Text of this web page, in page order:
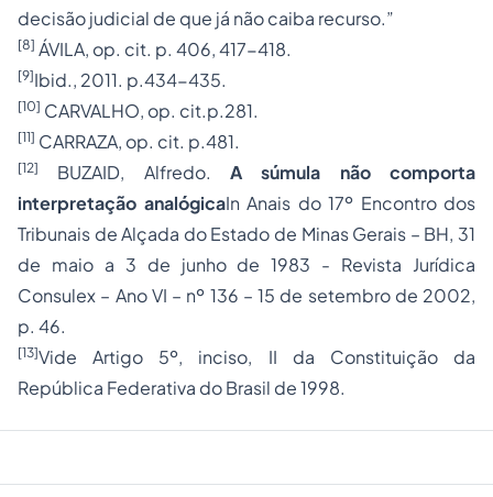
decisão judicial de que já não caiba recurso.”
[8] ÁVILA, op. cit. p. 406, 417-418.
[9]Ibid., 2011. p.434-435.
[10] CARVALHO, op. cit.p.281.
[11] CARRAZA, op. cit. p.481.
[12] BUZAID, Alfredo. A súmula não comporta
interpretação analógicaIn Anais do 17º Encontro dos
Tribunais de Alçada do Estado de Minas Gerais – BH, 31
de maio a 3 de junho de 1983 - Revista Jurídica
Consulex – Ano VI – nº 136 – 15 de setembro de 2002,
p. 46.
[13]Vide Artigo 5º, inciso, II da Constituição da
República Federativa do Brasil de 1998.